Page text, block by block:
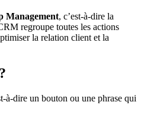
Management, c’est-à-dire la
regroupe toutes les actions
la relation client et la
à-dire un bouton ou une phrase qui